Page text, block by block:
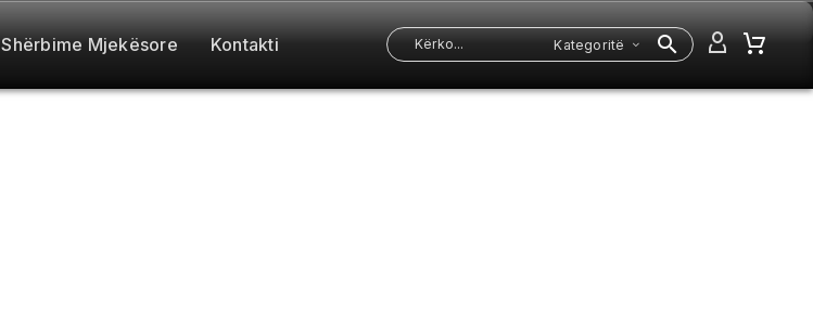
Shërbime Mjekësore Kontakti Kategoritë